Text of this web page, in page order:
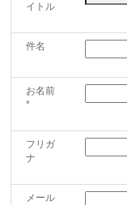
イトル
件名
お名前
*
フリガ
ナ
メール